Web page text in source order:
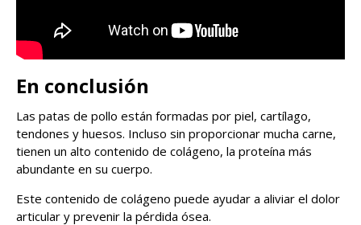
En conclusión
Las patas de pollo están formadas por piel, cartílago,
tendones y huesos. Incluso sin proporcionar mucha carne,
tienen un alto contenido de colágeno, la proteína más
abundante en su cuerpo.
Este contenido de colágeno puede ayudar a aliviar el dolor
articular y prevenir la pérdida ósea.